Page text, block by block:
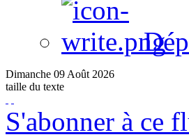
Dimanche 09 Août 2026
taille du texte
S'abonner à ce